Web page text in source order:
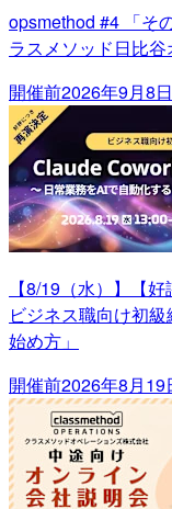
opsmethod #4 「そ
ラスメソッド日比谷
開催前2026年9月8
【8/19（水）】【
ビジネス職向け初
始め方」
開催前2026年8月19